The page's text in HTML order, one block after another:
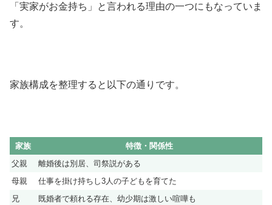
「実家がお金持ち」と言われる理由の一つにもなっていま
す。
家族構成を整理すると以下の通りです。
家族
特徴・関係性
父親
離婚後は別居、司祭説がある
母親
仕事を掛け持ちし3人の子どもを育てた
兄
既婚者で頼れる存在、幼少期は激しい喧嘩も